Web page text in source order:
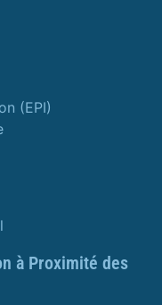
(EPI)
à Proximité des